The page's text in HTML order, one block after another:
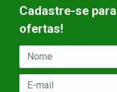
Cadastre-se
ofertas!